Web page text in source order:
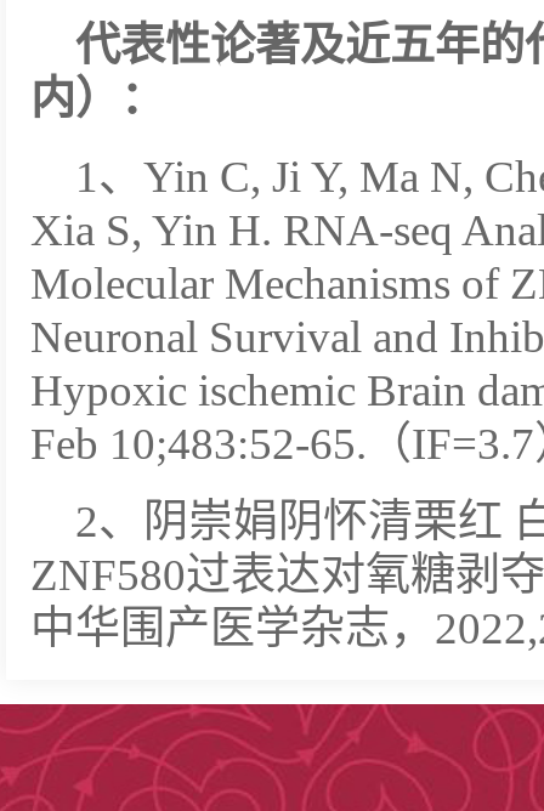
代表性论著及近五年的
内）：
1、Yin C, Ji Y, Ma N,
Xia S, Yin H. RNA-seq
Molecular Mechanisms of
Neuronal Survival and
Hypoxic ischemic Brain
Feb 10;483:52-65.（
2、阴崇娟阴怀清栗红
ZNF580过表达对氧糖剥
中华围产医学杂志，